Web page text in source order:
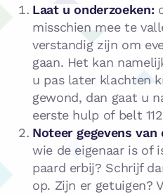
Laat u onderzoeken:
misschien mee te
verstandig zijn om
gaan. Het kan
u pas later klachten
gewond, dan gaat u
eerste hulp of belt
Noteer gegevens van
wie de eigenaar is of
paard erbij? Schrijf
op. Zijn er getuigen?